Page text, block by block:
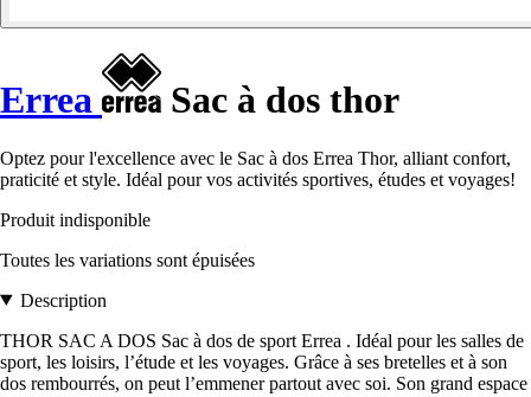
Errea Sac à dos thor
Optez pour l'excellence avec le Sac à dos Errea Thor, alliant confort,
praticité et style. Idéal pour vos activités sportives, études et voyages!
Produit indisponible
Toutes les variations sont épuisées
Description
THOR SAC A DOS Sac à dos de sport Errea . Idéal pour les salles de
sport, les loisirs, l’étude et les voyages. Grâce à ses bretelles et à son
dos rembourrés, on peut l’emmener partout avec soi. Son grand espace